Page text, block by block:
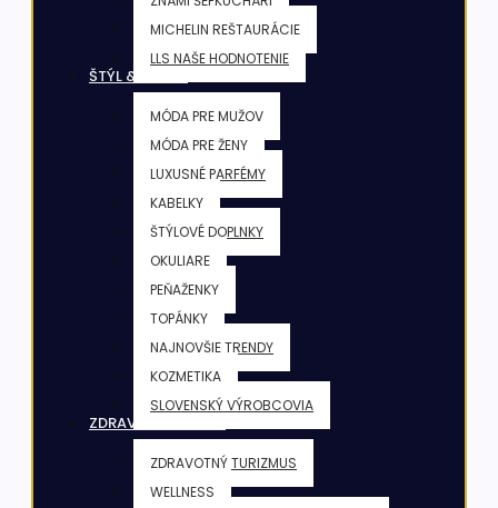
MICHELIN REŠTAURÁCIE
LLS NAŠE HODNOTENIE
ŠTÝL & KRÁSA
MÓDA PRE MUŽOV
MÓDA PRE ŽENY
LUXUSNÉ PARFÉMY
KABELKY
ŠTÝLOVÉ DOPLNKY
OKULIARE
PEŇAŽENKY
TOPÁNKY
NAJNOVŠIE TRENDY
KOZMETIKA
SLOVENSKÝ VÝROBCOVIA
ZDRAVIE & FITNESS
ZDRAVOTNÝ TURIZMUS
WELLNESS